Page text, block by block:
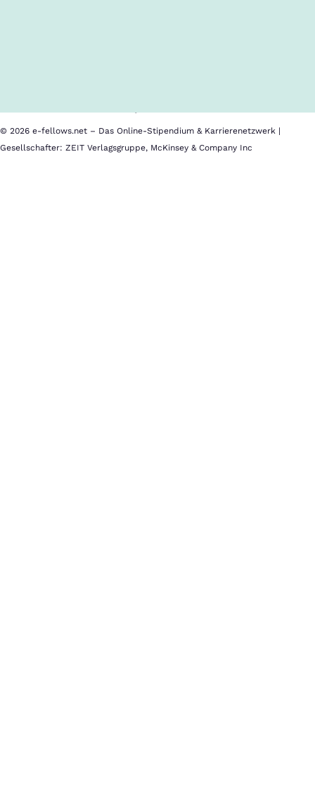
© 2026 e-fellows.net – Das Online-Stipendium & Karrierenetzwerk |
Gesellschafter: ZEIT Verlagsgruppe, McKinsey & Company Inc